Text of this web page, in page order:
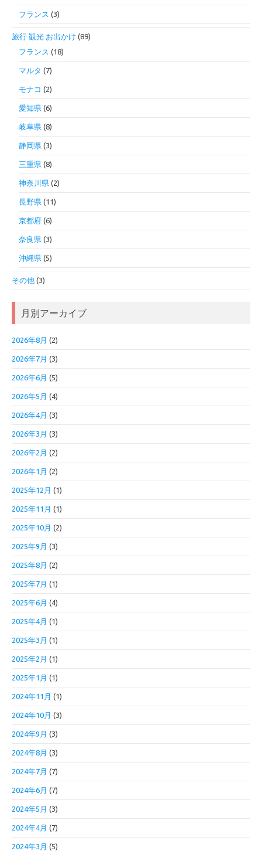
フランス (3)
旅行 観光 お出かけ (89)
フランス (18)
マルタ (7)
モナコ (2)
愛知県 (6)
岐阜県 (8)
静岡県 (3)
三重県 (8)
神奈川県 (2)
長野県 (11)
京都府 (6)
奈良県 (3)
沖縄県 (5)
その他 (3)
月別アーカイブ
2026年8月 (2)
2026年7月 (3)
2026年6月 (5)
2026年5月 (4)
2026年4月 (3)
2026年3月 (3)
2026年2月 (2)
2026年1月 (2)
2025年12月 (1)
2025年11月 (1)
2025年10月 (2)
2025年9月 (3)
2025年8月 (2)
2025年7月 (1)
2025年6月 (4)
2025年4月 (1)
2025年3月 (1)
2025年2月 (1)
2025年1月 (1)
2024年11月 (1)
2024年10月 (3)
2024年9月 (3)
2024年8月 (3)
2024年7月 (7)
2024年6月 (7)
2024年5月 (3)
2024年4月 (7)
2024年3月 (5)